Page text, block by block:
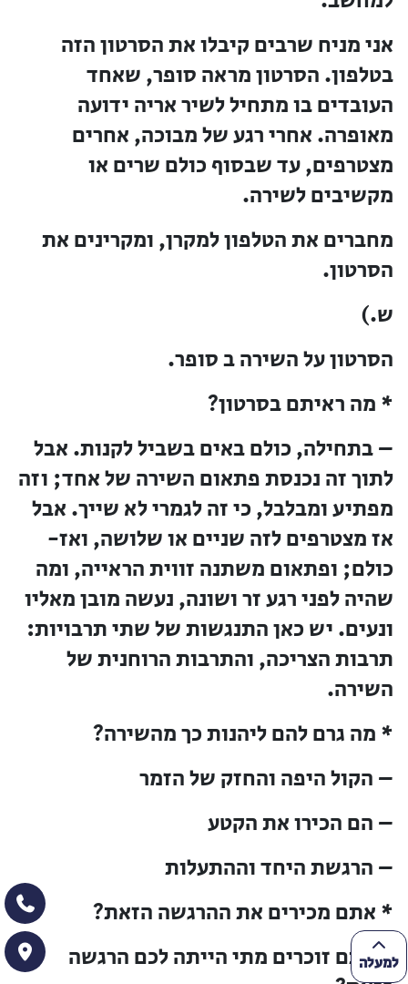
אני מניח שרבים קיבלו את הסרטון הזה
בטלפון. הסרטון מראה סופר, שאחד
העובדים בו מתחיל לשיר אריה ידועה
מאופרה. אחרי רגע של מבוכה, אחרים
מצטרפים, עד שבסוף כולם שרים או
מקשיבים לשירה.
מחברים את הטלפון למקרן, ומקרינים את
הסרטון.
ש.)
הסרטון על השירה ב סופר.
* מה ראיתם בסרטון?
– בתחילה, כולם באים בשביל לקנות. אבל
לתוך זה נכנסת פתאום השירה של אחד; וזה
מפתיע ומבלבל, כי זה לגמרי לא שייך. אבל
אז מצטרפים לזה שניים או שלושה, ואז-
כולם; ופתאום משתנה זווית הראייה, ומה
שהיה לפני רגע זר ושונה, נעשה מובן מאליו
ונעים. יש כאן התנגשות של שתי תרבויות:
תרבות הצריכה, והתרבות הרוחנית של
השירה.
* מה גרם להם ליהנות כך מהשירה?
– הקול היפה והחזק של הזמר
– הם הכירו את הקטע
– הרגשת היחד וההתעלות
* אתם מכירים את ההרגשה הזאת?
* אתם זוכרים מתי הייתה לכם הרגשה
למעלה